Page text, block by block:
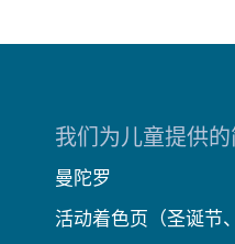
我们为儿童提供
曼陀罗
活动着色页（圣诞节